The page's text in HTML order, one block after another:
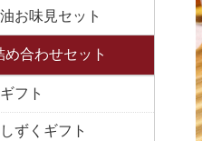
お味見セット
め合わせセット
フト
ずくギフト